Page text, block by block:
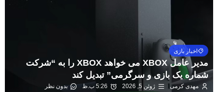
اخبار بازی
مدیر عامل XBOX می خواهد XBOX را به “شرکت
شماره یک بازی و سرگرمی” تبدیل کند
مهدی کرمی ژوئن 5, 2026 5:26 ب.ظ
بدون نظر